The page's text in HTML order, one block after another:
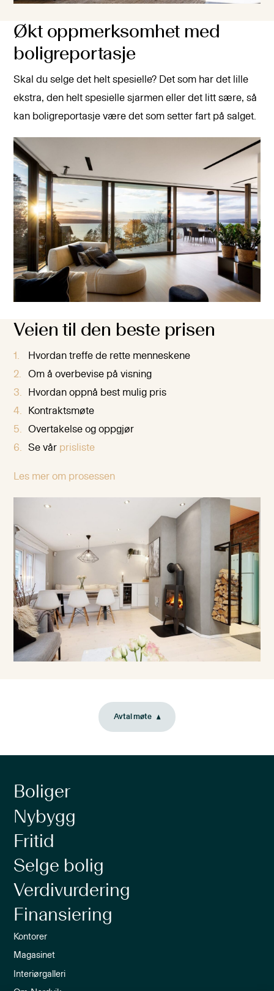
Økt oppmerksomhet med
boligreportasje
Skal du selge det helt spesielle? Det som har det lille
ekstra, den helt spesielle sjarmen eller det litt sære, så
kan boligreportasje være det som setter fart på salget.
Veien til den beste prisen
Hvordan treffe de rette menneskene
Om å overbevise på visning
Hvordan oppnå best mulig pris
Kontraktsmøte
Overtakelse og oppgjør
Se vår prisliste
Les mer om prosessen
Avtal møte
Boliger
Nybygg
Fritid
Selge bolig
Verdivurdering
Finansiering
Kontorer
Magasinet
Interiørgalleri